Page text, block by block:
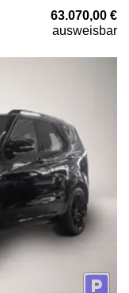
63.070,00 €
ausweisbar